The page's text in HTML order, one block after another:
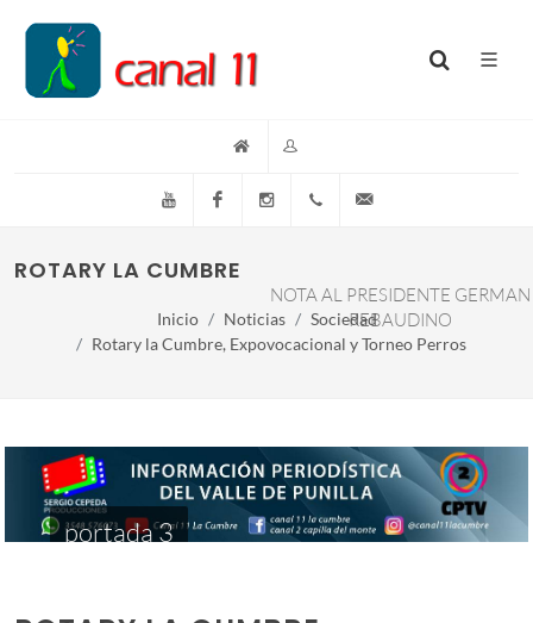
YouTube FacebookInstagram(+54)(9)3548-576073
ROTARY LA CUMBRE, EXPOVOCACIONAL Y
NOTA AL PRESIDENTE GERMAN
REBAUDINO
Inicio Noticias
Sociedad
Rotary la Cumbre, Expovocacional y Torneo Perros
portada 3